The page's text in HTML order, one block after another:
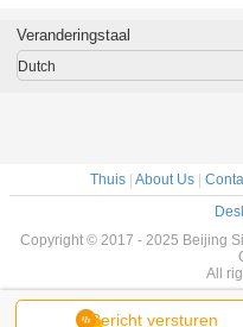
Bericht versturen
Veranderingstaal
Dutch
Thuis About Us
Copyright © 2017 - 2025 Beijing
All